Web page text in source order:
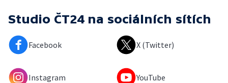
Studio ČT24 na sociálních sítích
Facebook X (Twitter)
Instagram YouTube